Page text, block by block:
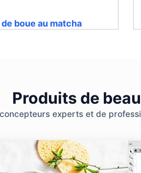
boue au matcha
Produits de
experts et de